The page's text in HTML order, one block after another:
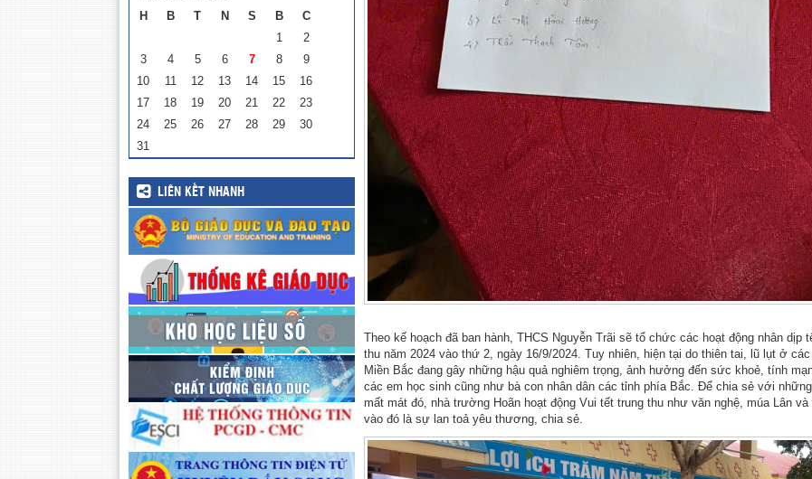
H
B T N S B
C
1
2
3
4 5 6 7 8
9
10
11 12 13 14 15
16
17
18 19 20 21 22
23
24
25 26 27 28 29
30
31
LIÊN KẾT NHANH
Theo kế hoạch đã ban hành, THCS Nguyễn Trãi sẽ tổ chức các hoạt động nhân dịp
thu năm 2024 vào thứ 2, ngày 16/9/2024. Tuy nhiên, hiện tại do thiên tai, lũ lụt ở
Miền Bắc đang gây những hậu quả nghiêm trọng, ảnh hưởng đến sức khoẻ, tính
các em học sinh cũng như bà con nhân dân các tỉnh phía Bắc. Để chia sẻ với
mất mát đó, nhà trường Hoãn hoạt động Vui tết trung thu như văn nghệ, múa Lân và
vào đó là sự lan toả yêu thương, chia sẻ.